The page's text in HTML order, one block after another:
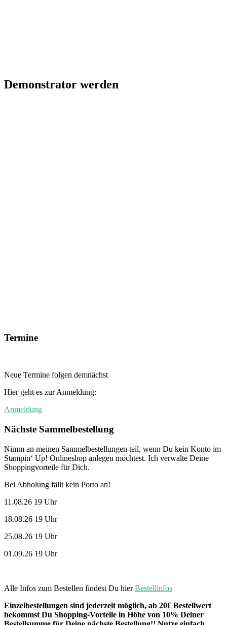
Demonstrator werden
Termine
Neue Termine folgen demnächst
Hier geht es zur Anmeldung:
Anmeldung
Nächste Sammelbestellung
Nimm an meinen Sammelbestellungen teil, wenn Du kein Konto im
Stampin‘ Up! Onlineshop anlegen möchtest. Ich verwalte Deine
Shoppingvorteile für Dich.
Bei Abholung fällt kein Porto an!
11.08.26 19 Uhr
18.08.26 19 Uhr
25.08.26 19 Uhr
01.09.26 19 Uhr
Alle Infos zum Bestellen findest Du hierBestellinfos
Einzelbestellungen sind jederzeit möglich, ab 20€ Bestellwert
bekommst Du Shopping-Vorteile in Höhe von 10% Deiner